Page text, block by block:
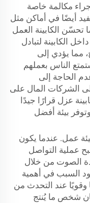
مكالمة خاصة
أيضًا في أماكن مثل
تحسّن الكابينة العمل
الكابينة لتبادل
مما يؤدي إلى
الناس بعملهم
الحاجة إلى
الشركات المال على
عزل قرارًا جيدًا
بيئة أفضل
عمل. عندما يكون
عملية التواصل
الصوت من خلال
السبب في أهمية
عند التحدث من
شخص ما يُنتج